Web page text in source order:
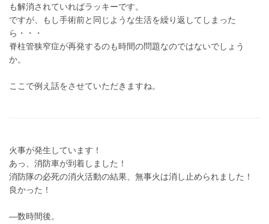
も解消されていればラッキーです。
ですが、もし手術前と同じような生活を繰り返してしまった
ら・・・
脊柱管狭窄症が再発するのも時間の問題なのではないでしょう
か。
ここで例え話をさせていただきますね。
火事が発生しています！
あっ、消防車が到着しました！
消防隊の必死の消火活動の結果、無事火は消し止められました！
良かった！
―数時間後。